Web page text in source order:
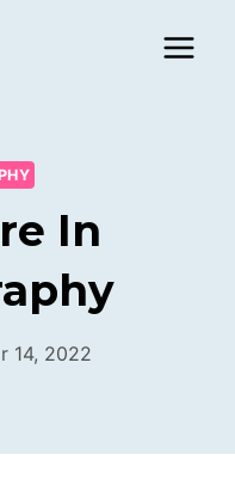
In
14, 2022